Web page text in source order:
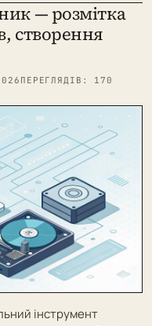
— розмітка
створення
ПЕРЕГЛЯДІВ: 170
інструмент